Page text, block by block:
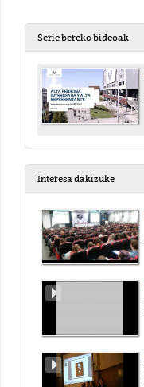
Serie bereko bideoak
Interesa dakizuke